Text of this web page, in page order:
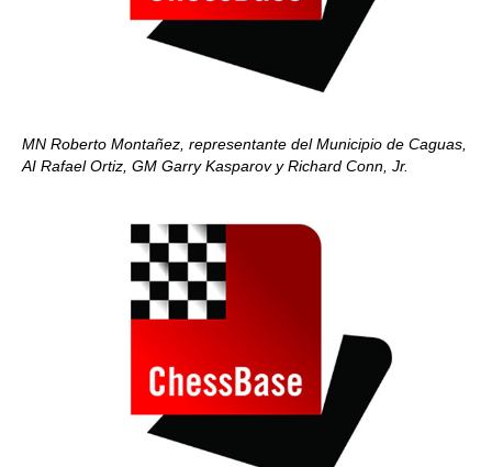
MN Roberto Montañez, representante del Municipio de Caguas,
AI Rafael Ortiz, GM Garry Kasparov y Richard Conn, Jr.